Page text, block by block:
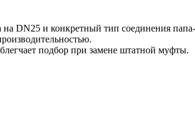
на DN25 и конкретный тип соединения
подбор при замене штатной муфты.